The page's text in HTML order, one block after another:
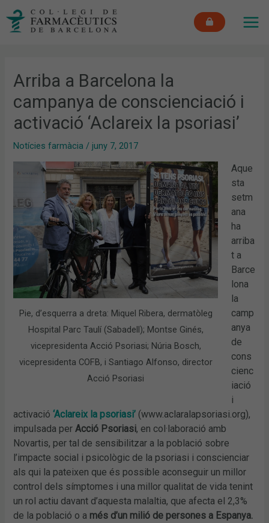
Arriba a Barcelona la
campanya de conscienciació i
activació ‘Aclareix la psoriasi’
Notícies farmàcia /juny 7, 2017
Pie, d’esquerra a dreta: Miquel Ribera, dermatòleg
Hospital Parc Taulí (Sabadell); Montse Ginés,
vicepresidenta Acció Psoriasi; Núria Bosch,
vicepresidenta COFB, i Santiago Alfonso, director
Acció Psoriasi
Aque
sta
setm
ana
ha
arriba
t a
Barce
lona
la
camp
anya
de
cons
cienc
iació
i
activació‘Aclareix la psoriasi’ (www.aclaralapsoriasi.org),
impulsada perAcció Psoriasi, en col·laboració amb
Novartis, per tal de sensibilitzar a la població sobre
l’impacte social i psicològic de la psoriasi i conscienciar
als qui la pateixen que és possible aconseguir un millor
control dels símptomes i una millor qualitat de vida tenint
un rol actiu davant d’aquesta malaltia, que afecta el 2,3%
de la població o a més d’un milió de persones a Espanya.